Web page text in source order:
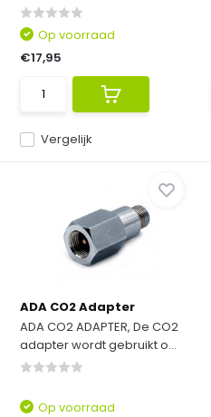
Vergelijk
Op voorraad
€17,95
ADA CO2 Adapter
ADA CO2 ADAPTER, De CO2
adapter wordt gebruikt o...
Op voorraad